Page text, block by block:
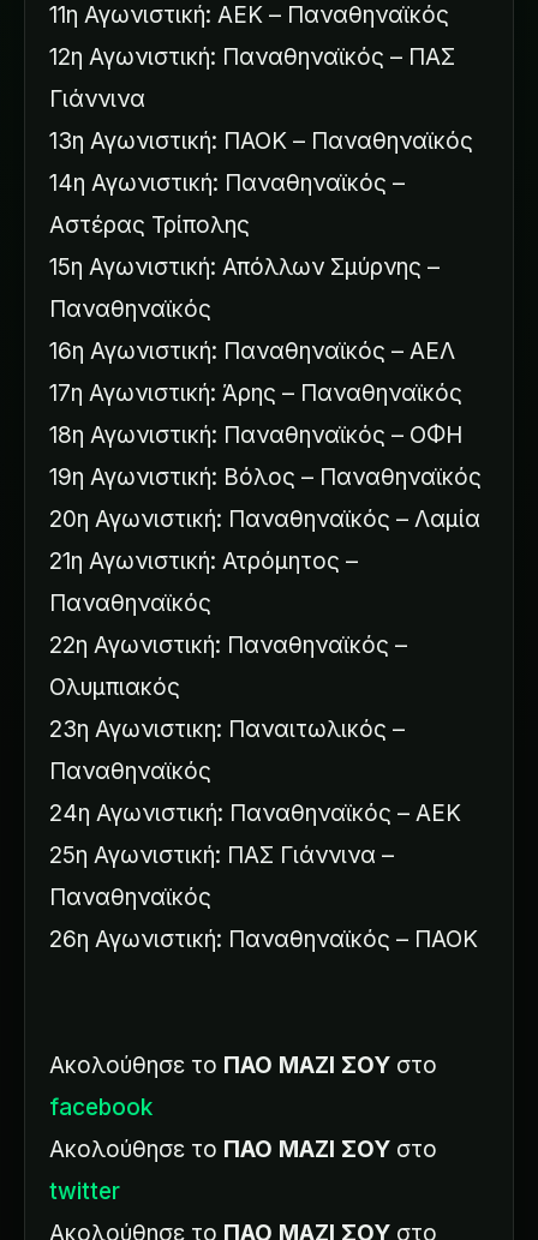
11η Αγωνιστική: ΑΕΚ – Παναθηναϊκός
12η Αγωνιστική: Παναθηναϊκός – ΠΑΣ
Γιάννινα
13η Αγωνιστική: ΠΑΟΚ – Παναθηναϊκός
14η Αγωνιστική: Παναθηναϊκός –
Αστέρας Τρίπολης
15η Αγωνιστική: Απόλλων Σμύρνης –
Παναθηναϊκός
16η Αγωνιστική: Παναθηναϊκός – ΑΕΛ
17η Αγωνιστική: Άρης – Παναθηναϊκός
18η Αγωνιστική: Παναθηναϊκός – ΟΦΗ
19η Αγωνιστική: Βόλος – Παναθηναϊκός
20η Αγωνιστική: Παναθηναϊκός – Λαμία
21η Αγωνιστική: Ατρόμητος –
Παναθηναϊκός
22η Αγωνιστική: Παναθηναϊκός –
Ολυμπιακός
23η Αγωνιστικη: Παναιτωλικός –
Παναθηναϊκός
24η Αγωνιστική: Παναθηναϊκός – ΑΕΚ
25η Αγωνιστική: ΠΑΣ Γιάννινα –
Παναθηναϊκός
26η Αγωνιστική: Παναθηναϊκός – ΠΑΟΚ
Ακολούθησε το ΠΑΟ ΜΑΖΙ ΣΟΥ στο
facebook
Ακολούθησε το ΠΑΟ ΜΑΖΙ ΣΟΥ στο
twitter
Ακολούθησε το ΠΑΟ ΜΑΖΙ ΣΟΥ στο